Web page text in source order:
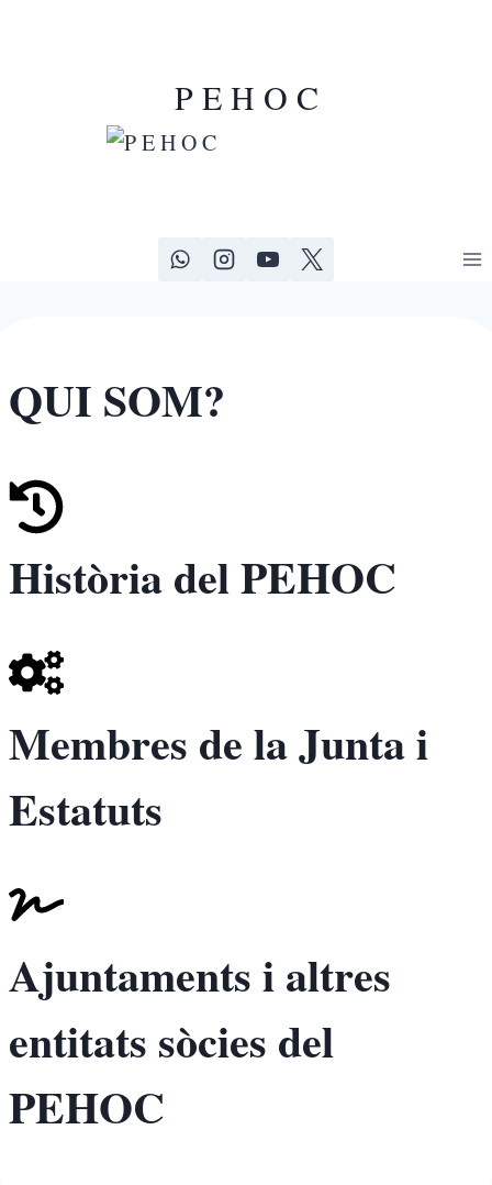
P E H O C
QUI SOM?
Història del PEHOC
Membres de la Junta i
Estatuts
Ajuntaments i altres
entitats sòcies del
PEHOC